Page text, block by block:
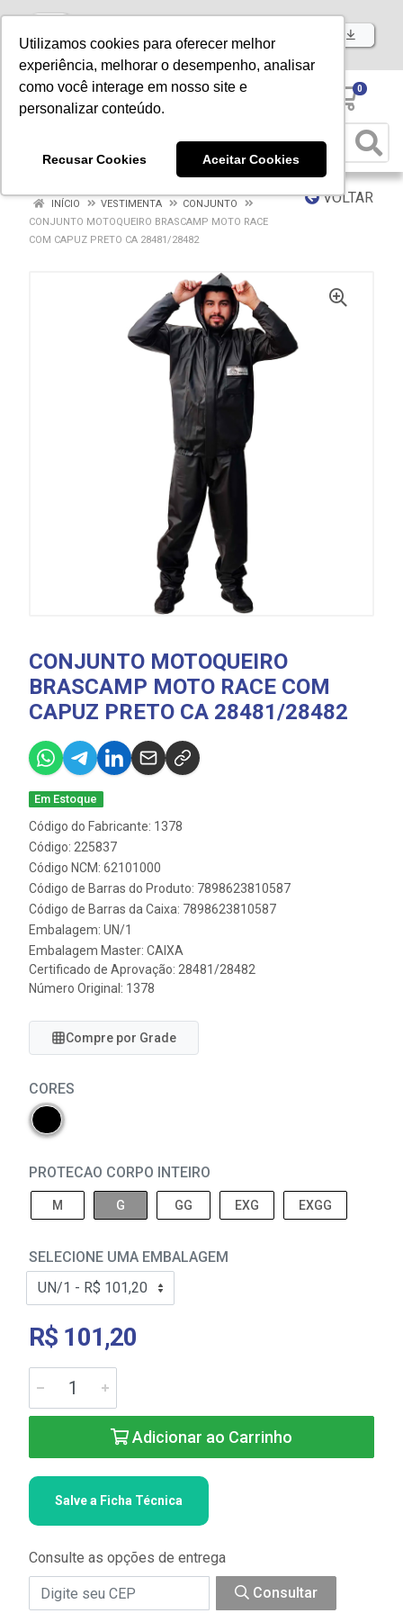
Utilizamos cookies para oferecer melhor
experiência, melhorar o desempenho, analisar
como você interage em nosso site e
personalizar conteúdo.
Recusar Cookies Aceitar Cookies
Baixe já nosso APP
0
VOLTAR
INÍCIO VESTIMENTA
CONJUNTO
CONJUNTO MOTOQUEIRO BRASCAMP MOTO RACE
COM CAPUZ PRETO CA 28481/28482
CONJUNTO MOTOQUEIRO
BRASCAMP MOTO RACE COM
CAPUZ PRETO CA 28481/28482
Em Estoque
Código do Fabricante: 1378
Código: 225837
Código NCM: 62101000
Código de Barras do Produto: 7898623810587
Código de Barras da Caixa: 7898623810587
Embalagem: UN/1
Embalagem Master: CAIXA
Certificado de Aprovação: 28481/28482
Número Original: 1378
Compre por Grade
CORES
PROTECAO CORPO INTEIRO
M G GG EXG EXGG
SELECIONE UMA EMBALAGEM
R$ 101,20
Adicionar ao Carrinho
Salve a Ficha Técnica
Consulte as opções de entrega
Consultar